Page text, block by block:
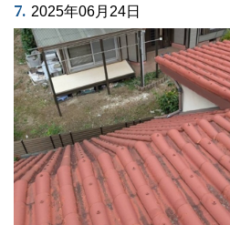
7. 2025年06月24日